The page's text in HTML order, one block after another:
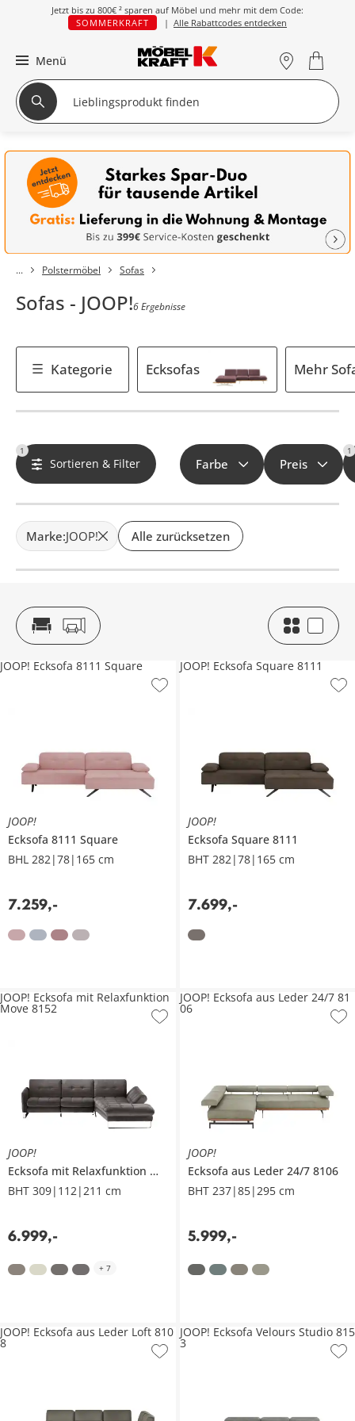
Jetzt bis zu 800€ ² sparen auf Möbel und mehr mit dem Code:
SOMMERKRAFT
| Alle Rabattcodes entdecken
Menü
Polstermöbel Sofas
Sofas - JOOP!6 Ergebnisse
Kategorie Ecksofas Mehr
1
Sortieren & Filter Farbe Preis
1
Marke:JOOP! Alle zurücksetzen
JOOP!
Ecksofa 8111 Square
BHL 282|78|165 cm
7.259,-
JOOP! Ecksofa 8111 Square
JOOP!
Ecksofa Square 8111
BHT 282|78|165 cm
7.699,-
JOOP! Ecksofa Square 8111
JOOP!
Ecksofa mit Relaxfunktion
Move 8152
BHT 309|112|211 cm
6.999,-
JOOP! Ecksofa mit Relaxfunktion
Move 8152
+ 7
JOOP!
Ecksofa aus Leder 24/7 8106
BHT 237|85|295 cm
5.999,-
JOOP! Ecksofa aus Leder 24/7 81
06
JOOP! Ecksofa aus Leder Loft 810
8
JOOP! Ecksofa Velours Studio 815
3